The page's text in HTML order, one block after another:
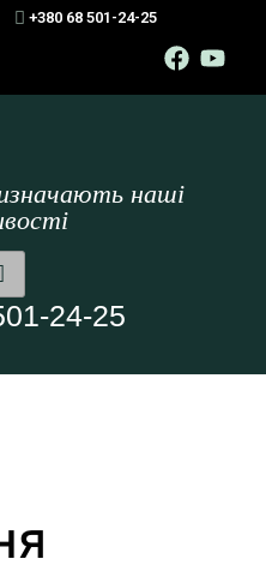
+380 68 501-24-25
наші
24-25